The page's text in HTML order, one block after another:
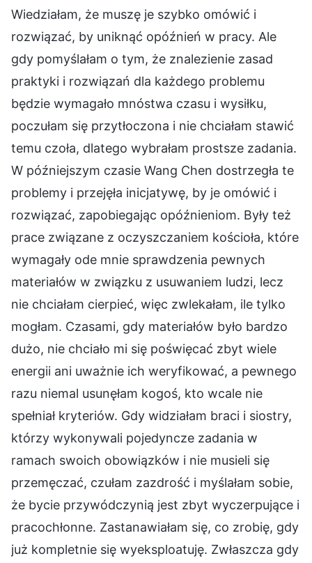
Wiedziałam, że muszę je szybko omówić i
rozwiązać, by uniknąć opóźnień w pracy. Ale
gdy pomyślałam o tym, że znalezienie zasad
praktyki i rozwiązań dla każdego problemu
będzie wymagało mnóstwa czasu i wysiłku,
poczułam się przytłoczona i nie chciałam stawić
temu czoła, dlatego wybrałam prostsze zadania.
W późniejszym czasie Wang Chen dostrzegła te
problemy i przejęła inicjatywę, by je omówić i
rozwiązać, zapobiegając opóźnieniom. Były też
prace związane z oczyszczaniem kościoła, które
wymagały ode mnie sprawdzenia pewnych
materiałów w związku z usuwaniem ludzi, lecz
nie chciałam cierpieć, więc zwlekałam, ile tylko
mogłam. Czasami, gdy materiałów było bardzo
dużo, nie chciało mi się poświęcać zbyt wiele
energii ani uważnie ich weryfikować, a pewnego
razu niemal usunęłam kogoś, kto wcale nie
spełniał kryteriów. Gdy widziałam braci i siostry,
którzy wykonywali pojedyncze zadania w
ramach swoich obowiązków i nie musieli się
przemęczać, czułam zazdrość i myślałam sobie,
że bycie przywódczynią jest zbyt wyczerpujące i
pracochłonne. Zastanawiałam się, co zrobię, gdy
już kompletnie się wyeksploatuję. Zwłaszcza gdy